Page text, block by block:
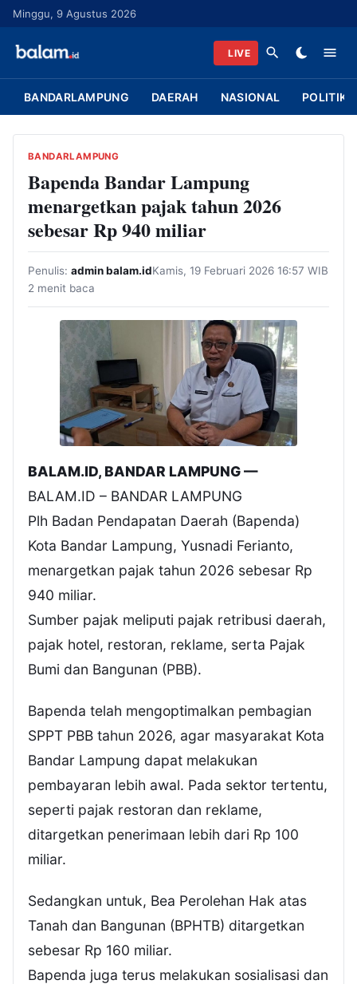
u
Minggu, 9 Agustus 2026
LIVE
BANDARLAMPUNG DAERAH NASIONAL POLITIK
BANDARLAMPUNG
Bapenda Bandar Lampung
menargetkan pajak tahun 2026
sebesar Rp 940 miliar
Penulis: admin balam.idKamis, 19 Februari 2026 16:57 WIB
2 menit baca
BALAM.ID, BANDAR LAMPUNG —
BALAM.ID – BANDAR LAMPUNG
Plh Badan Pendapatan Daerah (Bapenda)
Kota Bandar Lampung, Yusnadi Ferianto,
menargetkan pajak tahun 2026 sebesar Rp
940 miliar.
Sumber pajak meliputi pajak retribusi daerah,
pajak hotel, restoran, reklame, serta Pajak
Bumi dan Bangunan (PBB).
Bapenda telah mengoptimalkan pembagian
SPPT PBB tahun 2026, agar masyarakat Kota
Bandar Lampung dapat melakukan
pembayaran lebih awal. Pada sektor tertentu,
seperti pajak restoran dan reklame,
ditargetkan penerimaan lebih dari Rp 100
miliar.
Sedangkan untuk, Bea Perolehan Hak atas
Tanah dan Bangunan (BPHTB) ditargetkan
sebesar Rp 160 miliar.
Bapenda juga terus melakukan sosialisasi dan